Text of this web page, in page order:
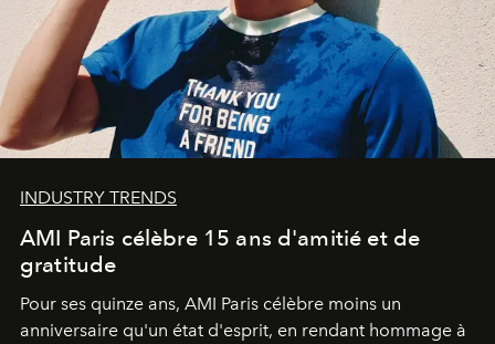
INDUSTRY TRENDS
AMI Paris célèbre 15 ans d'amitié et de
gratitude
Pour ses quinze ans, AMI Paris célèbre moins un
anniversaire qu'un état d'esprit, en rendant hommage à